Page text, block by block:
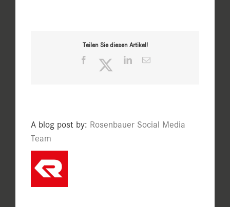
Teilen Sie diesen Artikel!
Facebook TwitterLinkedIn
E-
A blog post by: Rosenbauer Social Media
Team